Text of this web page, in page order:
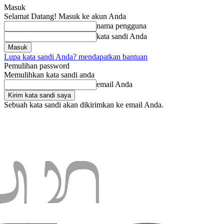
Masuk
Selamat Datang! Masuk ke akun Anda
nama pengguna
kata sandi Anda
Lupa kata sandi Anda? mendapatkan bantuan
Pemulihan password
Memulihkan kata sandi anda
email Anda
Sebuah kata sandi akan dikirimkan ke email Anda.